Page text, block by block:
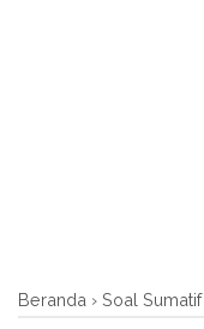
Beranda › Soal